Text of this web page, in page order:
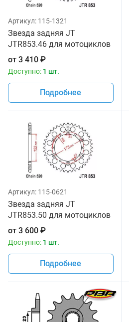
Артикул: 115-1321
Звезда задняя JT
JTR853.46 для мотоциклов
от 3 410 ₽
Доступно: 1 шт.
Подробнее
Артикул: 115-0621
Звезда задняя JT
JTR853.50 для мотоциклов
от 3 600 ₽
Доступно: 1 шт.
Подробнее